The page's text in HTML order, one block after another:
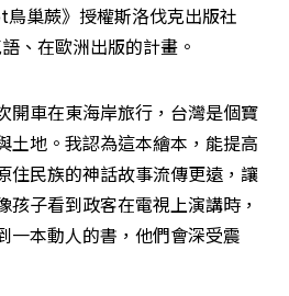
巢蕨》授權斯洛伐克出版社
、在歐洲出版的計畫。
開車在東海岸旅行，台灣是個寶
土地。我認為這本繪本，能提高
住民族的神話故事流傳更遠，讓
孩子看到政客在電視上演講時，
一本動人的書，他們會深受震